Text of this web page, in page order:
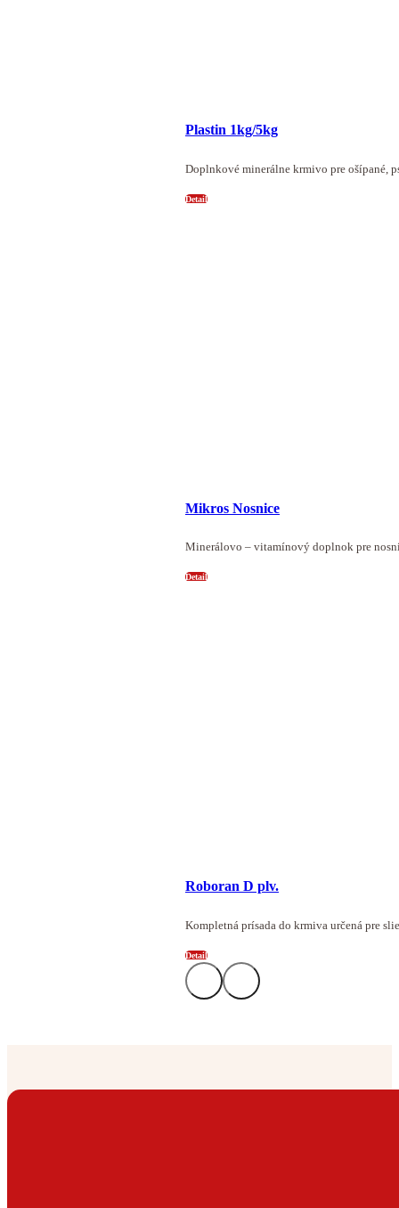
Plastin 1kg/5kg
Doplnkové minerálne krmivo pre ošípané,
Detail
Mikros Nosnice
Minerálovo – vitamínový doplnok pre
Detail
Roboran D plv.
Kompletná prísada do krmiva určená pre
Detail